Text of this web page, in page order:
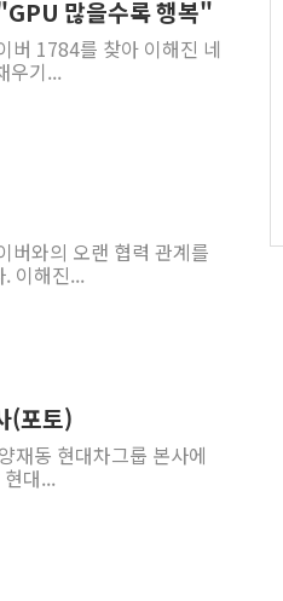
많을수록 행복"
버 1784를 찾아 이해진 네
우기...
버와의 오랜 협력 관계를
이해진...
(포토)
재동 현대차그룹 본사에
대...